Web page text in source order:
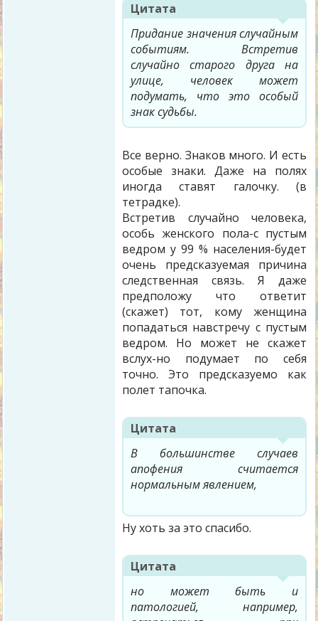
Цитата
Придание значения случайным
событиям. Встретив
случайно старого друга на
улице, человек может
подумать, что это особый
знак судьбы.
Все верно. Знаков много. И есть
особые знаки. Даже на полях
иногда ставят галочку. (в
тетрадке).
Встретив случайно человека,
особь женского пола-с пустым
ведром у 99 % населения-будет
очень предсказуемая причина
следственная связь. Я даже
предположу что ответит
(скажет) тот, кому женщина
попадаться навстречу с пустым
ведром. Но может не скажет
вслух-но подумает по себя
точно. Это предсказуемо как
полет тапочка.
Цитата
В большинстве случаев
апофения считается
нормальным явлением,
Ну хоть за это спасибо.
Цитата
но может быть и
патологией, например,